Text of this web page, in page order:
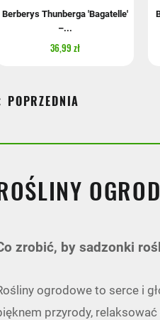
Berberys Thunberga 'Bagatelle'
–...
36,99 zł
POPRZEDNIA
zrobić, by sadzonki
ogrodoweto serce i
przyrody,